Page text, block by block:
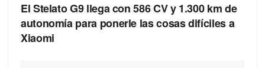
El Stelato G9 llega con 586 CV y 1.300 km de
autonomía para ponerle las cosas difíciles a
Xiaomi